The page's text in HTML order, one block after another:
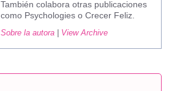
También colabora otras publicaciones
como Psychologies o Crecer Feliz.
Sobre la autora View Archive